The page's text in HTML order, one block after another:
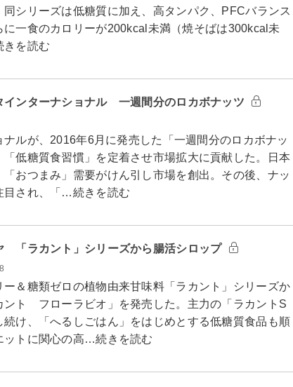
同シリーズは低糖質に加え、高タンパク、PFCバランス
に一食のカロリーが200kcal未満（焼そばは300kcal未
を読む
インターナショナル 一週間分のロカボナッツ
ルが、2016年6月に発売した「一週間分のロカボナッ
低糖質食習慣」を定着させ市場拡大に貢献した。日本
おつまみ」需要がけん引し市場を創出。その後、ナッ
目され、「…続きを読む
「ラカント」シリーズから腸活シロップ
＆糖類ゼロの植物由来甘味料「ラカント」シリーズか
ント フローラビオ」を発売した。主力の「ラカントS
け、「へるしごはん」をはじめとする低糖質食品も順
ットに関心の高…続きを読む